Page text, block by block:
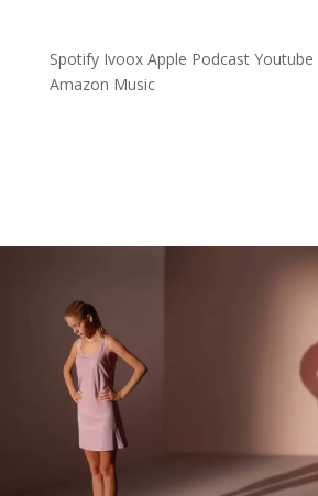
Spotify Ivoox Apple Podcast Youtube
Amazon Music